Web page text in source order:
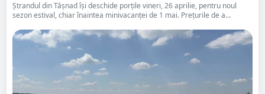
Ștrandul din Tășnad își deschide porțile vineri, 26 aprilie, pentru noul
sezon estival, chiar înaintea minivacanței de 1 mai. Prețurile de a...